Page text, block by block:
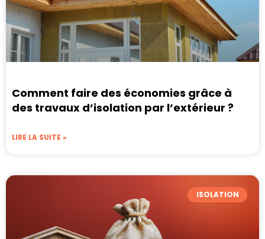
Comment faire des économies grâce à
des travaux d’isolation par l’extérieur ?
LIRE LA SUITE »
ISOLATION